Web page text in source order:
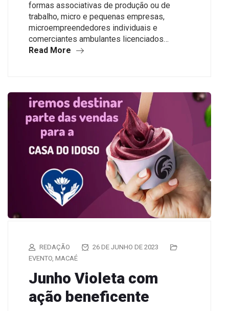
formas associativas de produção ou de
trabalho, micro e pequenas empresas,
microempreendedores individuais e
comerciantes ambulantes licenciados…
Read More
REDAÇÃO
26 DE JUNHO DE 2023
EVENTO, MACAÉ
Junho Violeta com
ação beneficente